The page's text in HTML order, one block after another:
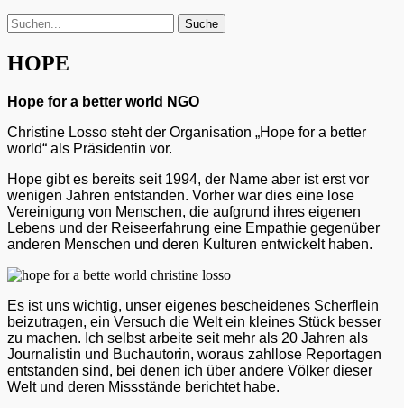
Suchen
Suche
nach:
HOPE
Hope for a better world NGO
Christine Losso steht der Organisation „Hope for a better
world“ als Präsidentin vor.
Hope gibt es bereits seit 1994, der Name aber ist erst vor
wenigen Jahren entstanden. Vorher war dies eine lose
Vereinigung von Menschen, die aufgrund ihres eigenen
Lebens und der Reiseerfahrung eine Empathie gegenüber
anderen Menschen und deren Kulturen entwickelt haben.
Es ist uns wichtig, unser eigenes bescheidenes Scherflein
beizutragen, ein Versuch die Welt ein kleines Stück besser
zu machen. Ich selbst arbeite seit mehr als 20 Jahren als
Journalistin und Buchautorin, woraus zahllose Reportagen
entstanden sind, bei denen ich über andere Völker dieser
Welt und deren Missstände berichtet habe.